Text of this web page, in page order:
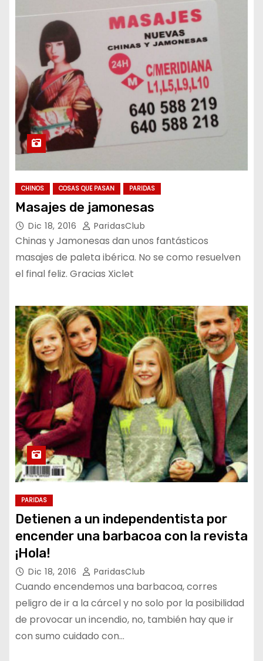
CHINOS COSAS QUE PASAN PARIDAS
Masajes de jamonesas
Dic 18, 2016 ParidasClub
Chinas y Jamonesas dan unos fantásticos
masajes de paleta ibérica. No se como resuelven
el final feliz. Gracias Xiclet
PARIDAS
Detienen a un independentista por
encender una barbacoa con la revista
¡Hola!
Dic 18, 2016 ParidasClub
Cuando encendemos una barbacoa, corres
peligro de ir a la cárcel y no solo por la posibilidad
de provocar un incendio, no, también hay que ir
con sumo cuidado con…